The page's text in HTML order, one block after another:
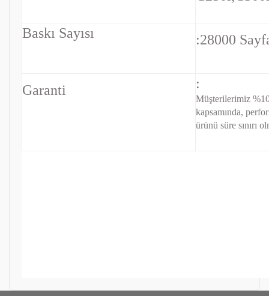
Baskı Sayısı :28000
Garanti :
Müşterilerimiz
kapsamında,
ürünü süre sınırı